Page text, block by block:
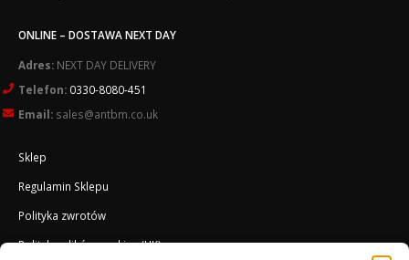
ONLINE – DOSTAWA NEXT DAY
Adres: NEXT DAY DELIVERY
Telefon: 0330-8080-451
Email: sales@antbm.co.uk
Sklep
Regulamin Sklepu
Polityka zwrotów
Polityka plików cookies (UK)